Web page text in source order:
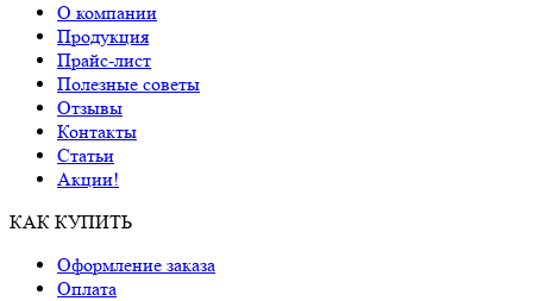
О компании
Продукция
Прайс-лист
Полезные советы
Отзывы
Контакты
Статьи
Акции!
КАК КУПИТЬ
Оформление заказа
Оплата